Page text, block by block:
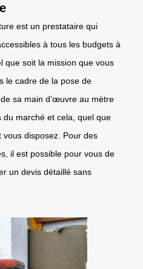
est un prestataire qui
à tous les budgets à
que soit la mission que vous
le cadre de la pose de
sa main d’œuvre au mètre
marché et cela, quel que
disposez. Pour des
il est possible pour vous de
un devis détaillé sans